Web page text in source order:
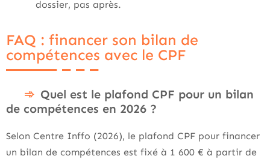
dossier, pas après.
FAQ : financer son bilan de
compétences avec le CPF
Quel est le plafond CPF pour un bilan
de compétences en 2026 ?
Selon Centre Inffo (2026), le plafond CPF pour financer
un bilan de compétences est fixé à 1 600 € à partir de